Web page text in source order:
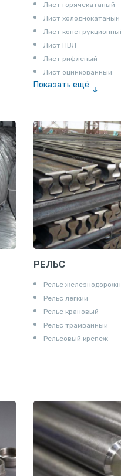
Лист горячекатаный
Лист холоднокатаный
Лист
Лист ПВЛ
Лист рифленый
Лист оцинкованный
Показать ещё
РЕЛЬС
Рельс
Рельс легкий
Рельс крановый
Рельс трамвайный
Рельсовый крепеж